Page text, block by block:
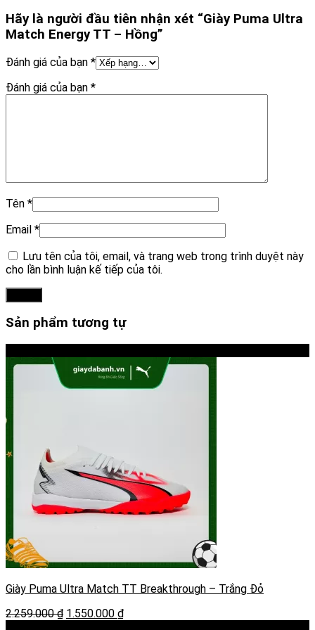
Hãy là người đầu tiên nhận xét “Giày Puma Ultra
Match Energy TT – Hồng”
Đánh giá của bạn *
Đánh giá của bạn *
Tên *
Email *
Lưu tên của tôi, email, và trang web trong trình duyệt này
cho lần bình luận kế tiếp của tôi.
Sản phẩm tương tự
Giày Puma Ultra Match TT Breakthrough – Trắng Đỏ
2.259.000₫ Giá
1.550.000 ₫Giá